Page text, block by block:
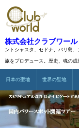
株式会社クラブワール
ントシャスタ、 セドナ、バリ島
旅をプロデュース。歴史、魂の成
日本の聖地 世界の聖地